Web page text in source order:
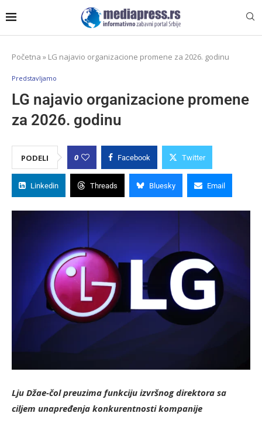
Početna » LG najavio organizacione promene za 2026. godinu
Predstavljamo
LG najavio organizacione promene
za 2026. godinu
PODELI 0 Facebook Twitter
Linkedin Threads Bluesky Email
Lju Džae-čol preuzima funkciju izvršnog direktora sa
ciljem unapređenja konkurentnosti kompanije